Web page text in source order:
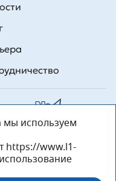
принадлежат
информация,
не является
статьи 437 ГК РФ.
Санкт-Петербург, ул.
мы используем
https://www.l1-